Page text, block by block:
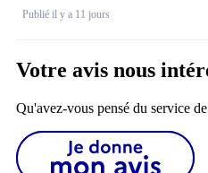
Publié il y a 11 jours
Votre avis nous
Qu'avez-vous pensé du service